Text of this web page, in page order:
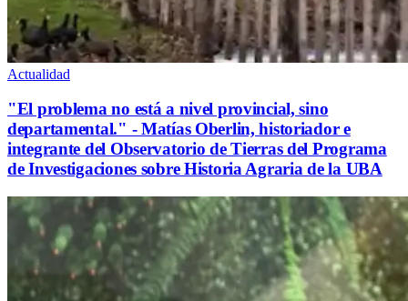
Actualidad
"El problema no está a nivel provincial, sino
departamental." - Matías Oberlin, historiador e
integrante del Observatorio de Tierras del Programa
de Investigaciones sobre Historia Agraria de la UBA